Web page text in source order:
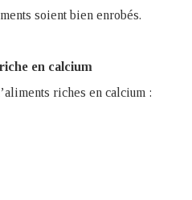
soient bien enrobés.
en calcium
riches en calcium :